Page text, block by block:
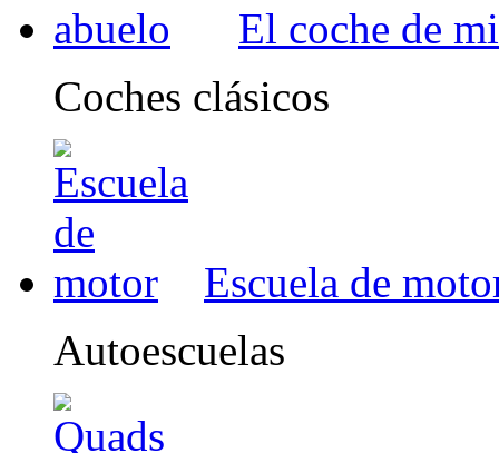
El coche de
Coches clásicos
Escuela de
Autoescuelas